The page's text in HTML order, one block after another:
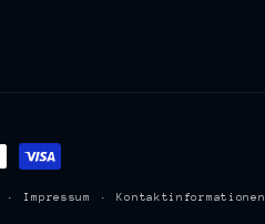
Impressum Kontaktinformationen